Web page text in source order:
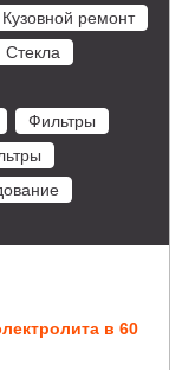
Кузовной ремонт
Стекла
Фильтры
в 60